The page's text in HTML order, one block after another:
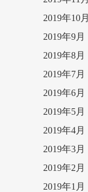
2019年10月
2019年9月
2019年8月
2019年7月
2019年6月
2019年5月
2019年4月
2019年3月
2019年2月
2019年1月